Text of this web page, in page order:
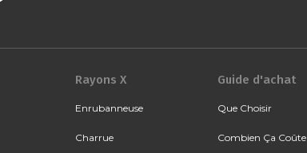
Rayons X
Enrubanneuse
Charrue
Guide d'achat
Que Choisir
Combien Ça Coûte